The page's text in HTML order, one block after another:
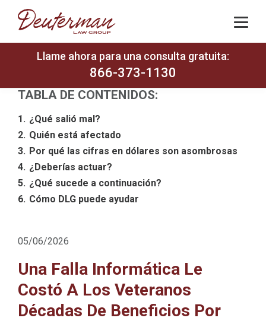
Llame ahora para una consulta gratuita:
866-373-1130
05/06/2026
Una Falla Informática Le
Costó A Los Veteranos
Décadas De Beneficios Por
TABLA DE CONTENIDOS:
¿Qué salió mal?
Quién está afectado
Por qué las cifras en dólares son asombrosas
¿Deberías actuar?
¿Qué sucede a continuación?
Cómo DLG puede ayudar